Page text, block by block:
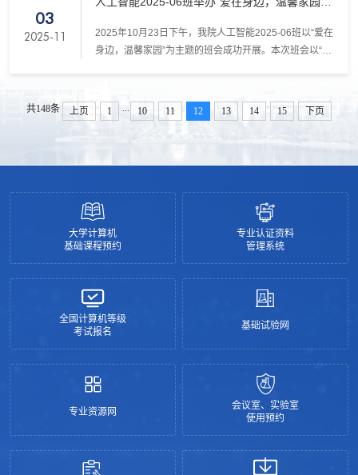
03
2025-11
2025年10月23日下午，我院人工智能2025-06班以“爱在
身边，温馨家园”为主题的班会成功开展。本次班会以“人
共148条 上页 1 ... 10 11 12 13 14 15 下页
大学计算机
基础课程预约
专业认证资料
管理系统
全国计算机等级
考试报名
基础试验网
专业资源网
会议室、实验室
使用预约